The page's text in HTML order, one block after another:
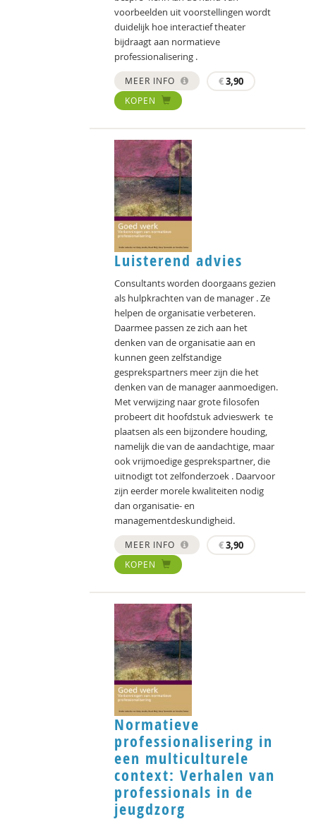
voorbeelden uit voorstellingen wordt
duidelijk hoe interactief theater
bijdraagt aan normatieve
professionalisering .
MEER INFO €3,90
KOPEN
Luisterend advies
Consultants worden doorgaans gezien
als hulpkrachten van de manager . Ze
helpen de organisatie verbeteren.
Daarmee passen ze zich aan het
denken van de organisatie aan en
kunnen geen zelfstandige
gesprekspartners meer zijn die het
denken van de manager aanmoedigen.
Met verwijzing naar grote ﬁlosofen
probeert dit hoofdstuk advieswerk te
plaatsen als een bijzondere houding,
namelijk die van de aandachtige, maar
ook vrijmoedige gesprekspartner, die
uitnodigt tot zelfonderzoek . Daarvoor
zijn eerder morele kwaliteiten nodig
dan organisatie- en
managementdeskundigheid.
MEER INFO €3,90
KOPEN
Normatieve
professionalisering in
een multiculturele
context: Verhalen van
professionals in de
jeugdzorg